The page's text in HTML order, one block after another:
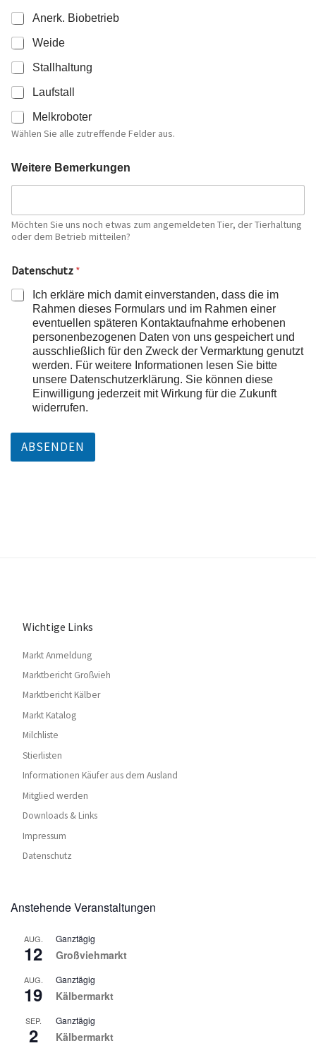
Anerk. Biobetrieb
Weide
Stallhaltung
Laufstall
Melkroboter
Wählen Sie alle zutreffende Felder aus.
Weitere Bemerkungen
Möchten Sie uns noch etwas zum angemeldeten Tier, der Tierhaltung
oder dem Betrieb mitteilen?
Datenschutz *
Ich erkläre mich damit einverstanden, dass die im
Rahmen dieses Formulars und im Rahmen einer
eventuellen späteren Kontaktaufnahme erhobenen
personenbezogenen Daten von uns gespeichert und
ausschließlich für den Zweck der Vermarktung genutzt
werden. Für weitere Informationen lesen Sie bitte
unsere Datenschutzerklärung. Sie können diese
Einwilligung jederzeit mit Wirkung für die Zukunft
widerrufen.
ABSENDEN
Wichtige Links
Markt Anmeldung
Marktbericht Großvieh
Marktbericht Kälber
Markt Katalog
Milchliste
Stierlisten
Informationen Käufer aus dem Ausland
Mitglied werden
Downloads & Links
Impressum
Datenschutz
Anstehende Veranstaltungen
AUG.
12
Ganztägig
Großviehmarkt
AUG.
19
Ganztägig
Kälbermarkt
SEP.
2
Ganztägig
Kälbermarkt